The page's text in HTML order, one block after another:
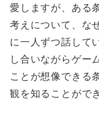
愛しますが、ある
考えについて、な
に一人ずつ話して
し合いながらゲー
ことが想像できる
観を知ることがで